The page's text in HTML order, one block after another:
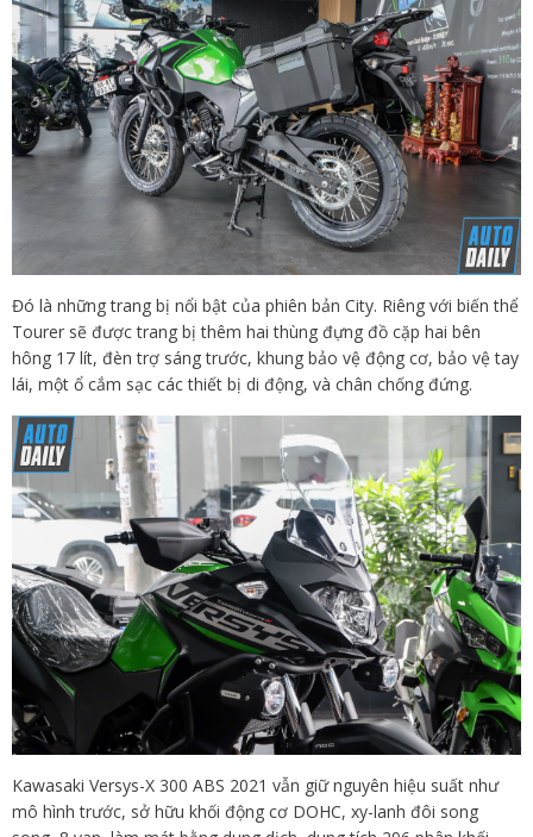
Đó là những trang bị nổi bật của phiên bản City. Riêng với biến thể
Tourer sẽ được trang bị thêm hai thùng đựng đồ cặp hai bên
hông 17 lít, đèn trợ sáng trước, khung bảo vệ động cơ, bảo vệ tay
lái, một ổ cắm sạc các thiết bị di động, và chân chống đứng.
Kawasaki Versys-X 300 ABS 2021 vẫn giữ nguyên hiệu suất như
mô hình trước, sở hữu khối động cơ DOHC, xy-lanh đôi song